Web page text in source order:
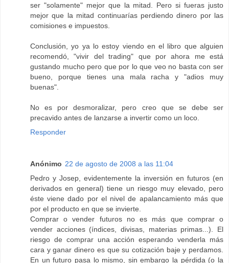
ser "solamente" mejor que la mitad. Pero si fueras justo
mejor que la mitad continuarías perdiendo dinero por las
comisiones e impuestos.
Conclusión, yo ya lo estoy viendo en el libro que alguien
recomendó, "vivir del trading" que por ahora me está
gustando mucho pero que por lo que veo no basta con ser
bueno, porque tienes una mala racha y "adios muy
buenas".
No es por desmoralizar, pero creo que se debe ser
precavido antes de lanzarse a invertir como un loco.
Responder
Anónimo 22 de agosto de 2008 a las 11:04
Pedro y Josep, evidentemente la inversión en futuros (en
derivados en general) tiene un riesgo muy elevado, pero
éste viene dado por el nivel de apalancamiento más que
por el producto en que se invierte.
Comprar o vender futuros no es más que comprar o
vender acciones (índices, divisas, materias primas...). El
riesgo de comprar una acción esperando venderla más
cara y ganar dinero es que su cotización baje y perdamos.
En un futuro pasa lo mismo, sin embargo la pérdida (o la